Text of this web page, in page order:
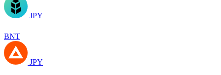
JPY
BNT
JPY